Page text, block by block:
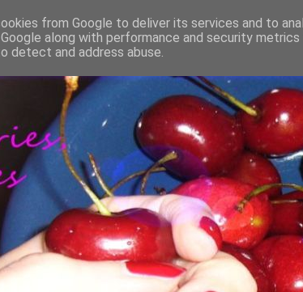
from Google to deliver its services and to
along with performance and security
detect and address abuse.